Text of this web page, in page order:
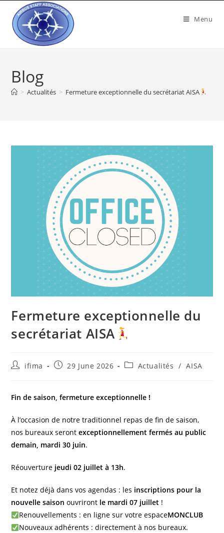
Menu
Blog
> Actualités > Fermeture exceptionnelle du secrétariat AISA
Fermeture exceptionnelle du
secrétariat AISA
ifima 29 June 2026 Actualités / AISA
Fin de saison, fermeture exceptionnelle !
À l’occasion de notre traditionnel repas de fin de saison,
nos bureaux serontexceptionnellement fermés au public
demain, mardi 30 juin.
Réouverture jeudi 02 juillet à 13h.
Et notez déjà dans vos agendas : les inscriptions pour la
nouvelle saison ouvriront le mardi 07 juillet !
Renouvellements : en ligne sur votre espaceMONCLUB
Nouveaux adhérents : directement à nos bureaux.